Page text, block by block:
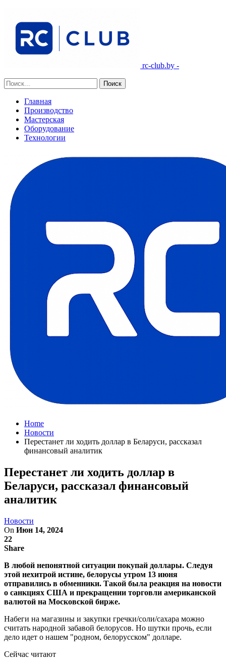
rc-club.by -
Главная
Производство
Мастерская
Оборудование
Технологии
Home
Новости
Перестанет ли ходить доллар в Беларуси, рассказал
финансовый аналитик
Перестанет ли ходить доллар в
Беларуси, рассказал финансовый
аналитик
Новости
On Июн 14, 2024
22
Share
В любой непонятной ситуации покупай доллары. Следуя
этой нехитрой истине, белорусы утром 13 июня
отправились в обменники. Такой была реакция на новости
о санкциях США и прекращении торговли американской
валютой на Московской бирже.
Набеги на магазины и закупки гречки/соли/сахара можно
считать народной забавой белорусов. Но шутки прочь, если
дело идет о нашем "родном, белорусском" долларе.
Сейчас читают